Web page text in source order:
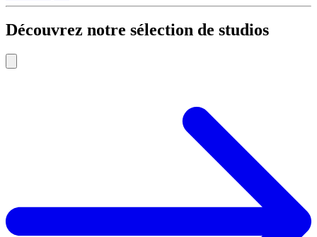
Découvrez notre sélection de studios